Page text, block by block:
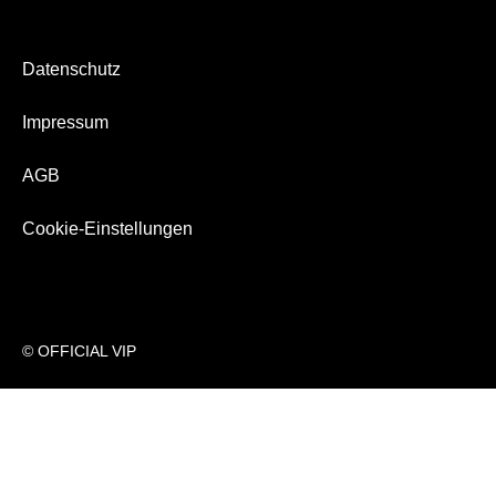
© OFFICIAL VIP
Datenschutz
Impressum
AGB
Cookie-Einstellungen